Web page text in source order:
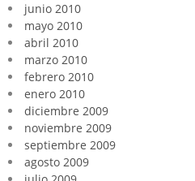
junio 2010
mayo 2010
abril 2010
marzo 2010
febrero 2010
enero 2010
diciembre 2009
noviembre 2009
septiembre 2009
agosto 2009